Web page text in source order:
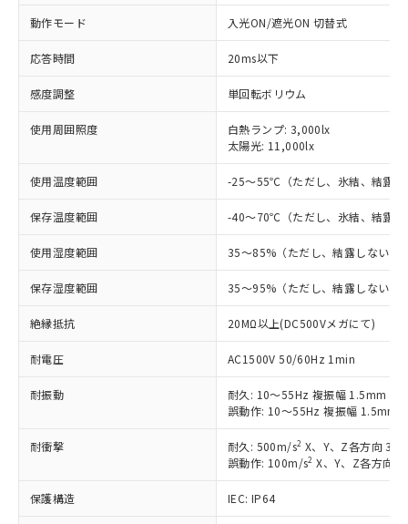
動作モード 入光ON/遮光ON 切替式
応答時間 20ms以下
感度調整 単回転ボリウム
使用周囲照度
白熱ランプ: 3,000lx
太陽光: 11,000lx
使用温度範囲 -25～55℃（ただし、氷結、結露し
保存温度範囲 -40～70℃（ただし、氷結、結露し
使用湿度範囲 35～85%（ただし、結露しないこ
保存湿度範囲 35～95%（ただし、結露しないこ
絶縁抵抗 20MΩ以上(DC500Vメガにて)
耐電圧 AC1500V 50/60Hz 1min
耐振動
耐久: 10～55Hz 複振幅 1.5mm X
誤動作: 10～55Hz 複振幅 1.5mm
耐衝撃 耐久: 500m/s2 X、Y、Z各方向 3回
誤動作: 100m/s2 X、Y、Z各方向 3
保護構造 IEC: IP64
ご利用条件
以下の条件をお読みいただき、同意のうえ
本サービスは、当社制御機器事業取扱
商品の当社在庫状況および標準価格
(税抜)を提供させていただくもので
当社制御機器事業取扱商品の中には、
本サービスの対象外となる商品もある
ことをご了承ください。
在庫状況および標準価格照会結果は、
記載している更新日時点での社内デー
タに基づき作成されるものであり、閲
覧された時点での実際の在庫および標
準価格とは異なる場合があることをご
対応済み：EU RoHS指令（10物質）の
非含有に対応した製品が提供可能な商品で
対応予定：EU RoHS指令（10物質）の非含
有に対応した製品に切り替える予定のある
商品です。
対応予定なし：EU RoHS指令（10物質）の
非含有に非対応の商品で、対応品を出す予
調査・確認中：EU RoHS指令（10物質）の
非含有の対応状況を調査中または確認中の
商品です。
非該当品：ライセンス料など無形物で、有
害物質有無と関係のない商品です。
仕入先様の事情により、非含有部品として
いたものが、含有品と判明した場合などや
むを得ず変更することがあります。
鉛(Pb) 1000ppm以下、 水銀(Hg) 1000ppm以下、 カド
ミウム(Cd) 100ppm以下、
六価クロム(Cr(Ⅵ)) 1000ppm以下、ポリ臭化ビフェニル
類(PBB) 1000ppm以下、ポリ臭化ジフェニルエーテル類
※1 中国RoHS○×表
「○」：最大均質材料含有率が中国RoHSの
基準値以下であることを示します。
「×」：最大均質材料含有率が中国RoHSの
基準値を超えていることを示します。
「－」：未確認です。当社販売部門へお問
*中国RoHS10物質の基準値 (GB/T26572)：
Pb(鉛) :1000ppm、 Hg(水銀) : 1000ppm、 Cd(カドミウ
ム) : 100ppm、
当社は、これら貴社製品のうち、外国
為替および外国貿易法に定める商品
（以下｢規制貨物等」という）を輸出
または国外への提供する場合は、日本
可)を取得するなどの必要な手続きを